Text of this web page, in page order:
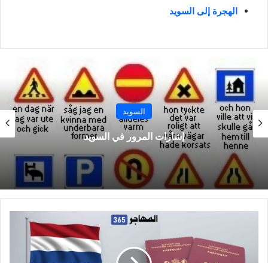
الهجرة إلى السويد
السويد
إشارات المرور في السويد
2021